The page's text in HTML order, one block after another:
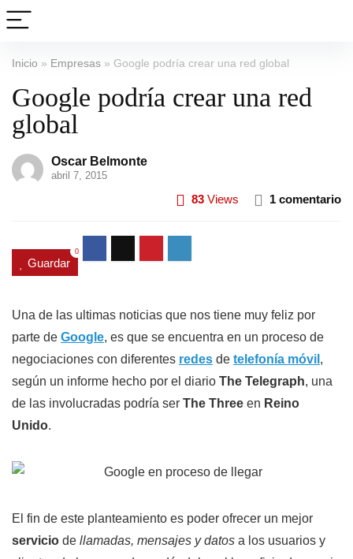
Inicio » Empresas » Google podría crear una red global
Google podría crear una red
global
Oscar Belmonte
abril 7, 2015
83 Views 1 comentario
Guardar
0
Una de las ultimas noticias que nos tiene muy feliz por
parte de Google, es que se encuentra en un proceso de
negociaciones con diferentes redes de telefonía móvil ,
según un informe hecho por el diario The Telegraph, una
de las involucradas podría ser The Three en Reino
Unido.
El fin de este planteamiento es poder ofrecer un mejor
servicio de llamadas, mensajes y datos a los usuarios y